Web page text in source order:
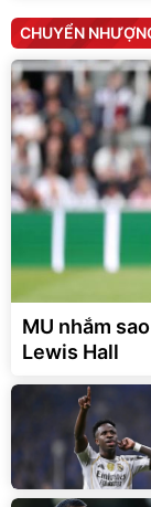
CHUYỂN
MU nhắm
Lewis Hall